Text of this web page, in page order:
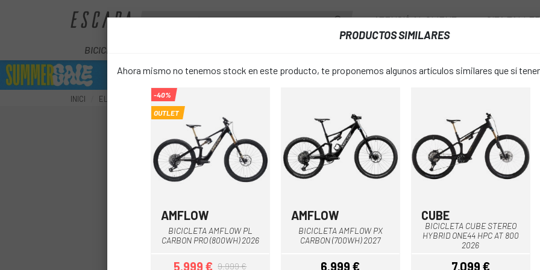
ATENCIÓ AL CLIENT CITA
BICICLETES
INICI ELÈCTRIQUES ELÈCTRICA BTT
favorite_borderBICICLETA
M10
COLOR: LilaVerd Fosc
Verde
PRODUCTOS SIMILARES
Ahora mismo no tenemos stock en este producto, te proponemos algunos artículos similares que sí
-40%
OUTLET
AMFLOW
BICICLETA AMFLOW PL
CARBON PRO (800WH) 2026
5.999 € 9.999 €
AMFLOW
BICICLETA AMFLOW PX
CARBON (700WH) 2027
6.999 €
CUBE
BICICLETA CUBE STEREO
HYBRID ONE44 HPC AT 800
2026
7.099 €